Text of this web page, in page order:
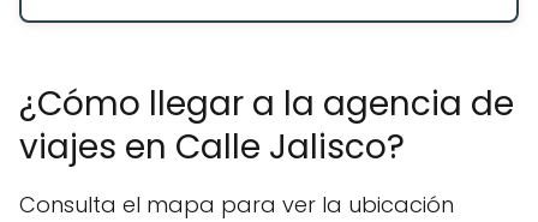
¿Cómo llegar a la agencia de
viajes en Calle Jalisco?
Consulta el mapa para ver la ubicación